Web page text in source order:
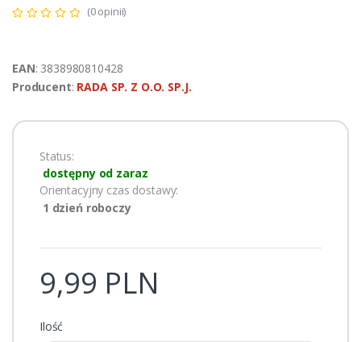
(0 opinii)
EAN: 3838980810428
Producent: RADA SP. Z O.O. SP.J.
Status:
dostępny od zaraz
Orientacyjny czas dostawy:
1 dzień roboczy
9,99 PLN
Ilość